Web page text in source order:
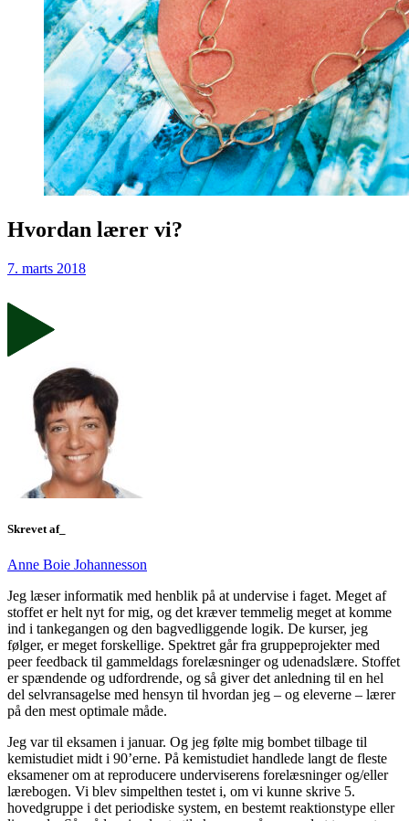
Hvordan lærer vi?
7. marts 2018
Skrevet af_
Anne Boie Johannesson
Jeg læser informatik med henblik på at undervise i faget. Meget af
stoffet er helt nyt for mig, og det kræver temmelig meget at komme
ind i tankegangen og den bagvedliggende logik. De kurser, jeg
følger, er meget forskellige. Spektret går fra gruppeprojekter med
peer feedback til gammeldags forelæsninger og udenadslære. Stoffet
er spændende og udfordrende, og så giver det anledning til en hel
del selvransagelse med hensyn til hvordan jeg – og eleverne – lærer
på den mest optimale måde.
Jeg var til eksamen i januar. Og jeg følte mig bombet tilbage til
kemistudiet midt i 90’erne. På kemistudiet handlede langt de fleste
eksamener om at reproducere underviserens forelæsninger og/eller
lærebogen. Vi blev simpelthen testet i, om vi kunne skrive 5.
hovedgruppe i det periodiske system, en bestemt reaktionstype eller